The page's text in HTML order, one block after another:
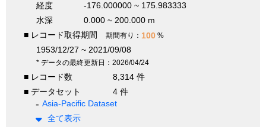
経度
-176.000000 ~ 175.983333
水深
0.000 ~ 200.000 m
■ レコード取得期間
期間有り： 100 %
1953/12/27 ~ 2021/09/08
* データの最終更新日：2026/04/24
■ レコード数
8,314 件
■ データセット
4 件
Asia-Pacific Dataset
全て表示